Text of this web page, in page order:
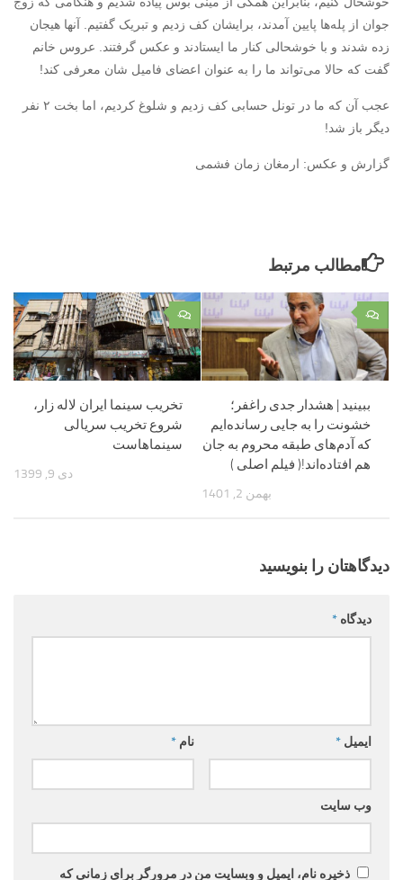
جوان از پله‌ها پایین آمدند، برایشان کف زدیم و تبریک گفتیم. آنها هیجان
زده شدند و با خوشحالی کنار ما ایستادند و عکس گرفتند. عروس خانم
گفت که حالا می‌تواند ما را به عنوان اعضای فامیل شان معرفی کند!
عجب آن که ما در تونل حسابی کف زدیم و شلوغ کردیم، اما بخت ‏‎۲ نفر
دیگر باز شد!‏
گزارش و عکس: ارمغان زمان فشمی
مطالب مرتبط
۰
تخریب سینما ایران لاله زار،
شروع تخریب سریالی
سینماهاست
دی 9, 1399
۰
ببینید | هشدار جدی راغفر؛
خشونت را به جایی رسانده‌ایم
که آدم‌های طبقه محروم به جان
هم افتاده‌اند!( فیلم اصلی )
بهمن 2, 1401
دیدگاهتان را بنویسید
دیدگاه *
نام * ایمیل *
وب‌ سایت
ذخیره نام، ایمیل و وبسایت من در مرورگر برای زمانی که